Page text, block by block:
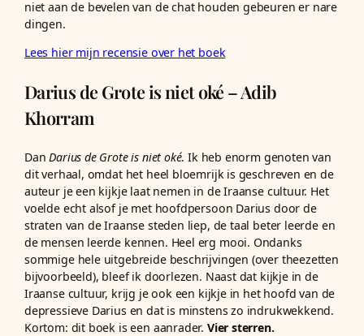
niet aan de bevelen van de chat houden gebeuren er nare
dingen.
Lees hier mijn recensie over het boek
Darius de Grote is niet oké – Adib
Khorram
DanDarius de Grote is niet oké. Ik heb enorm genoten van
dit verhaal, omdat het heel bloemrijk is geschreven en de
auteur je een kijkje laat nemen in de Iraanse cultuur. Het
voelde echt alsof je met hoofdpersoon Darius door de
straten van de Iraanse steden liep, de taal beter leerde en
de mensen leerde kennen. Heel erg mooi. Ondanks
sommige hele uitgebreide beschrijvingen (over theezetten
bijvoorbeeld), bleef ik doorlezen. Naast dat kijkje in de
Iraanse cultuur, krijg je ook een kijkje in het hoofd van de
depressieve Darius en dat is minstens zo indrukwekkend.
Kortom: dit boek is een aanrader. Vier sterren.